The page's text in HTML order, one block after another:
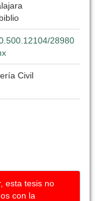
28980
Civil
esta tesis no
con la